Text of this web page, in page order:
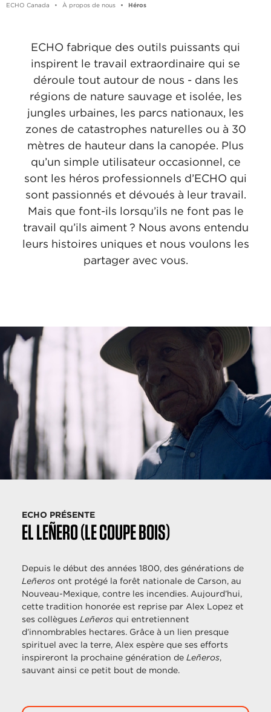
ECHO Canada À propos de nous Héros
ECHO fabrique des outils puissants qui
inspirent le travail extraordinaire qui se
déroule tout autour de nous - dans les
régions de nature sauvage et isolée, les
jungles urbaines, les parcs nationaux, les
zones de catastrophes naturelles ou à 30
mètres de hauteur dans la canopée. Plus
qu’un simple utilisateur occasionnel, ce
sont les héros professionnels d’ECHO qui
sont passionnés et dévoués à leur travail.
Mais que font-ils lorsqu’ils ne font pas le
travail qu’ils aiment ? Nous avons entendu
leurs histoires uniques et nous voulons les
partager avec vous.
EL LEÑERO (LE COUPE BOIS)
ECHO PRÉSENTE
Depuis le début des années 1800, des générations de
Leñeros ont protégé la forêt nationale de Carson, au
Nouveau-Mexique, contre les incendies. Aujourd’hui,
cette tradition honorée est reprise par Alex Lopez et
ses collègues Leñeros qui entretiennent
d’innombrables hectares. Grâce à un lien presque
spirituel avec la terre, Alex espère que ses efforts
inspireront la prochaine génération de Leñeros,
sauvant ainsi ce petit bout de monde.